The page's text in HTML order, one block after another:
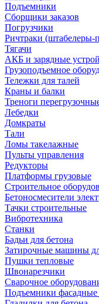
Подъемники
Сборщики заказов
Погрузчики
Ричтраки (штабелеры-
Тягачи
АКБ и зарядные
Грузоподъемное
Тележки для талей
Краны и балки
Треноги
Лебедки
Домкраты
Тали
Ломы такелажные
Пульты управления
Редукторы
Платформы грузовые
Строительное
Бетоносмесители
Тачки строительные
Вибротехника
Станки
Бадьи для бетона
Затирочные машины
Пушки тепловые
Швонарезчики
Сварочное
Подъемники фасадные